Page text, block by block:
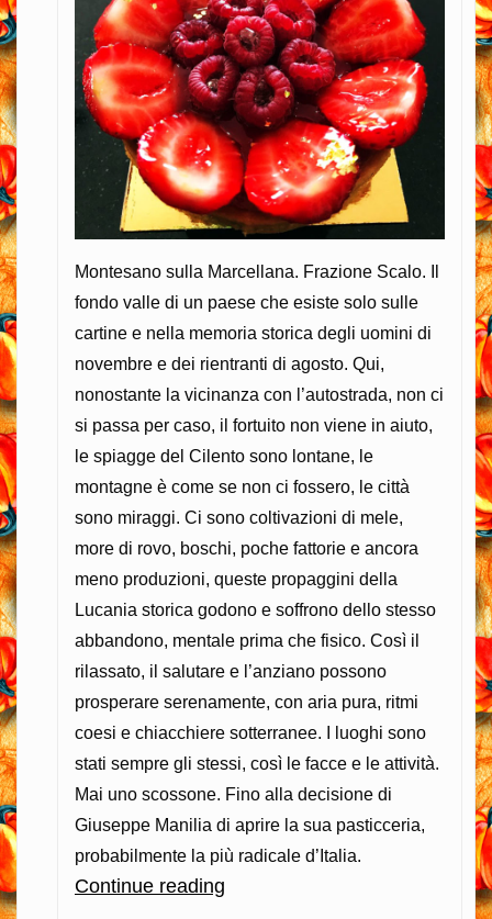
Montesano sulla Marcellana. Frazione Scalo. Il
fondo valle di un paese che esiste solo sulle
cartine e nella memoria storica degli uomini di
novembre e dei rientranti di agosto. Qui,
nonostante la vicinanza con l’autostrada, non ci
si passa per caso, il fortuito non viene in aiuto,
le spiagge del Cilento sono lontane, le
montagne è come se non ci fossero, le città
sono miraggi. Ci sono coltivazioni di mele,
more di rovo, boschi, poche fattorie e ancora
meno produzioni, queste propaggini della
Lucania storica godono e soffrono dello stesso
abbandono, mentale prima che fisico. Così il
rilassato, il salutare e l’anziano possono
prosperare serenamente, con aria pura, ritmi
coesi e chiacchiere sotterranee. I luoghi sono
stati sempre gli stessi, così le facce e le attività.
Mai uno scossone. Fino alla decisione di
Giuseppe Manilia di aprire la sua pasticceria,
probabilmente la più radicale d’Italia.
Continue reading